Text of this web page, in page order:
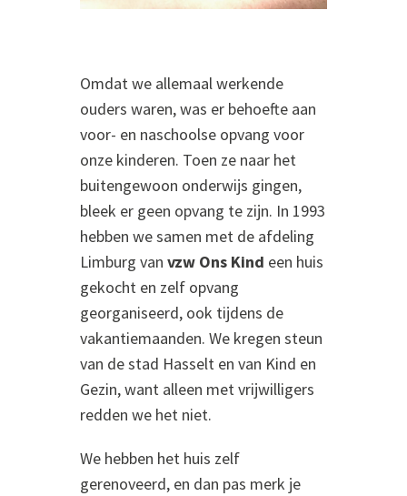
Omdat we allemaal werkende
ouders waren, was er behoefte aan
voor- en naschoolse opvang voor
onze kinderen. Toen ze naar het
buitengewoon onderwijs gingen,
bleek er geen opvang te zijn. In 1993
hebben we samen met de afdeling
Limburg van vzw Ons Kind een huis
gekocht en zelf opvang
georganiseerd, ook tijdens de
vakantiemaanden. We kregen steun
van de stad Hasselt en van Kind en
Gezin, want alleen met vrijwilligers
redden we het niet.
We hebben het huis zelf
gerenoveerd, en dan pas merk je